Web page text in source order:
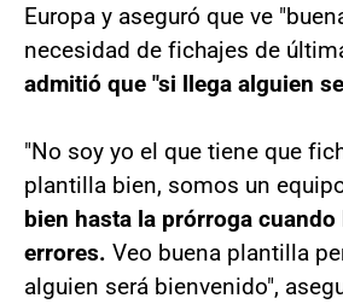
Europa y aseguró que ve
necesidad de fichajes de
admitió que "si llega alguien
"No soy yo el que tiene que
plantilla bien, somos un
bien hasta la prórroga
errores. Veo buena plantilla
alguien será bienvenido",